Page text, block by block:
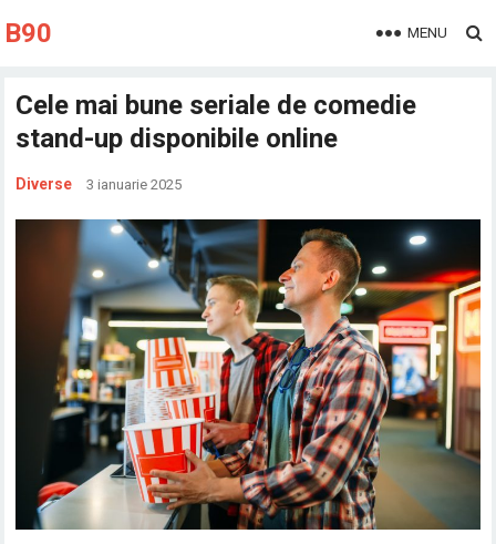
B90 MENU
Cele mai bune seriale de comedie
stand-up disponibile online
Diverse 3 ianuarie 2025